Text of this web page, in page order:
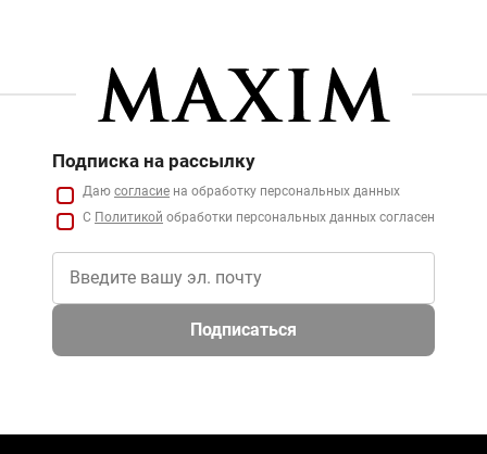
Подписка на рассылку
Даю согласие на обработку персональных данных
С Политикой обработки персональных данных согласен
Подписаться